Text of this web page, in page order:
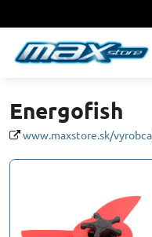
Energofish
www.maxstore.sk/